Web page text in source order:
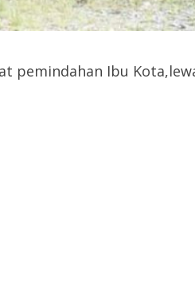
pemindahan Ibu